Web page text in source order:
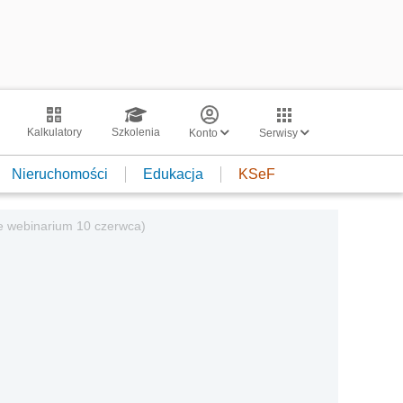
Kalkulatory Szkolenia Konto Serwisy
Nieruchomości Edukacja KSeF
webinarium 10 czerwca)